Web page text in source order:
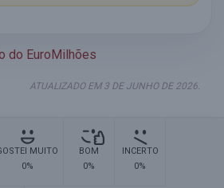
do EuroMilhões
ATUALIZADO EM 3 DE JUNHO DE 2026.
MUITO
0%
BOM
0%
INCERTO
0%